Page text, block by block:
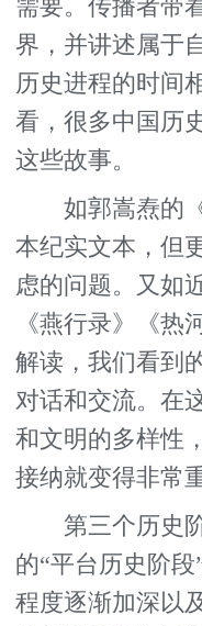
需要。传播者带
界，并讲述属于
历史进程的时间
看，很多中国历
这些故事。
如郭嵩焘的《
本纪实文本，但
虑的问题。又如
《燕行录》《热
解读，我们看到
对话和交流。在
和文明的多样性
接纳就变得非常
第三个历史阶
的“平台历史阶
程度逐渐加深以